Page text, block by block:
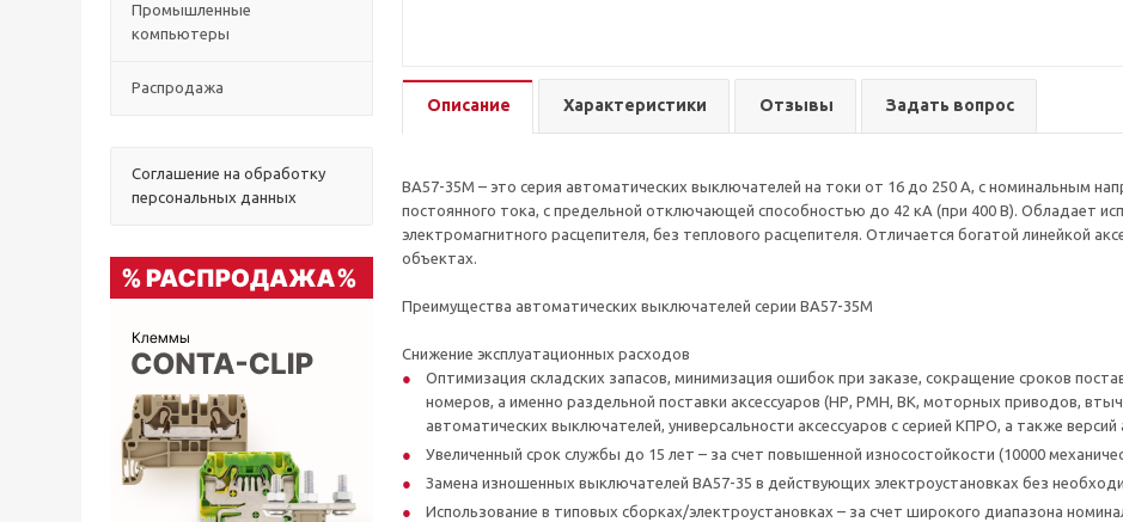
Промышленные
компьютеры
Распродажа
Соглашение на обработку
персональных данных
Описание Характеристики Отзывы Задать вопрос
ВА57-35М – это серия автоматических выключателей на токи от 16 до 250 А, с номинальным
постоянного тока, с предельной отключающей способностью до 42 кА (при 400 В). Обладает
электромагнитного расцепителя, без теплового расцепителя. Отличается богатой линейкой
объектах.
Преимущества автоматических выключателей серии ВА57-35М
Снижение эксплуатационных расходов
Оптимизация складских запасов, минимизация ошибок при заказе, сокращение сроков
номеров, а именно раздельной поставки аксессуаров (НР, РМН, ВК, моторных приводов,
автоматических выключателей, универсальности аксессуаров с серией КПРО, а также
Увеличенный срок службы до 15 лет – за счет повышенной износостойкости (10000
Замена изношенных выключателей BA57-35 в действующих электроустановках без
Использование в типовых сборках/электроустановках – за счет широкого диапазона